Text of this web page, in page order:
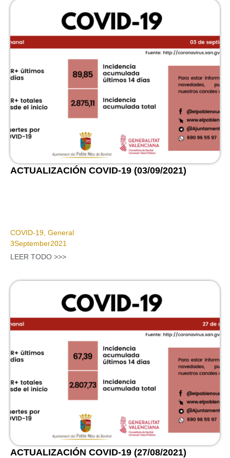
ACTUALIZACIÓN COVID-19 (03/09/2021)
COVID-19 General
3September2021
LEER TODO >>>
ACTUALIZACIÓN COVID-19 (27/08/2021)